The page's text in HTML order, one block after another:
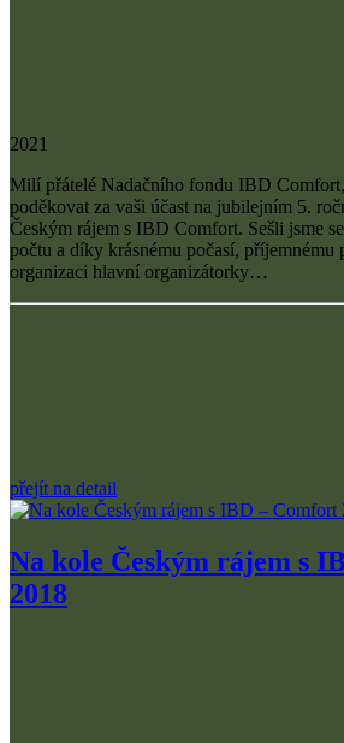
2021
Milí přátelé Nadačního fondu IBD
poděkovat za vaši účast na jubilejním 5.
Českým rájem s IBD Comfort. Sešli jsme
počtu a díky krásnému počasí, příjemnému
organizaci hlavní organizátorky…
přejít na detail
Na kole Českým rájem s
2018